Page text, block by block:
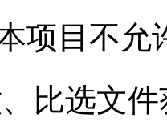
项目不允
比选文